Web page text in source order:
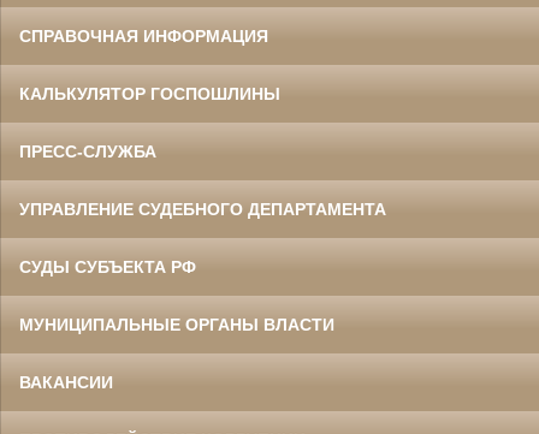
СПРАВОЧНАЯ ИНФОРМАЦИЯ
КАЛЬКУЛЯТОР ГОСПОШЛИНЫ
ПРЕСС-СЛУЖБА
УПРАВЛЕНИЕ СУДЕБНОГО ДЕПАРТАМЕНТА
СУДЫ СУБЪЕКТА РФ
МУНИЦИПАЛЬНЫЕ ОРГАНЫ ВЛАСТИ
ВАКАНСИИ